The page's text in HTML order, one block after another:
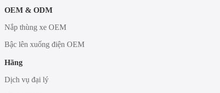
OEM & ODM
Nắp thùng xe OEM
Bậc lên xuống điện OEM
Hãng
Dịch vụ đại lý